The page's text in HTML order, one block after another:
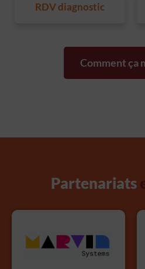
RDV diagnostic
Comment ça
Partenariats